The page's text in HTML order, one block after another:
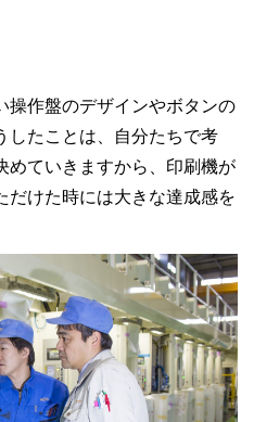
操作盤のデザインやボタンの
したことは、自分たちで考
めていきますから、印刷機が
だけた時には大きな達成感を